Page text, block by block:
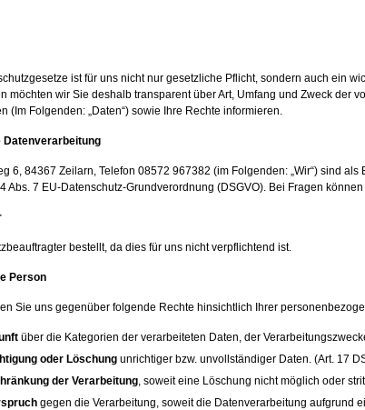
ist für uns nicht nur gesetzliche Pflicht, sondern auch ein
möchten wir Sie deshalb transparent über Art, Umfang und Zweck der
(Im Folgenden: „Daten“) sowie Ihre Rechte informieren.
6, 84367 Zeilarn, Telefon 08572 967382 (im Folgenden: „Wir“) sind
Abs. 7 EU-Datenschutz-Grundverordnung (DSGVO). Bei Fragen
bestellt, da dies für uns nicht verpflichtend ist.
Person
Sie uns gegenüber folgende Rechte hinsichtlich Ihrer
über die Kategorien der verarbeiteten Daten, der
oder Löschung unrichtiger bzw. unvollständiger Daten. (Art. 17
der Verarbeitung, soweit eine Löschung nicht möglich oder
gegen die Verarbeitung, soweit die Datenverarbeitung aufgrund